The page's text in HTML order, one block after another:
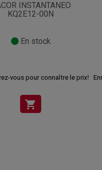
INSTANTANEO
KQ2E12-00N
En stock
vous pour connaître le prix!
shopping_cart